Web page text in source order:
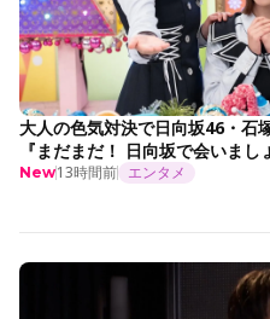
大人の色気対決で日向坂46・石
『まだまだ！ 日向坂で会いま
New13時間前 エンタメ